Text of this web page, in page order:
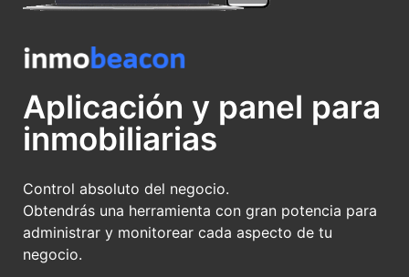
Aplicación y panel para
inmobiliarias
Control absoluto del negocio.
Obtendrás una herramienta con gran potencia para
administrar y monitorear cada aspecto de tu
negocio.